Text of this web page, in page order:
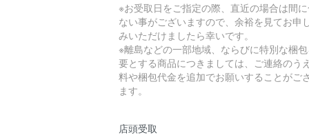
※お受取日をご指定の際、直近の場合は間
ない事がございますので、余裕を見てお申
みいただけましたら幸いです。
※離島などの一部地域、ならびに特別な梱
要とする商品につきましては、ご連絡のう
料や梱包代金を追加でお願いすることがご
ます。
店頭受取